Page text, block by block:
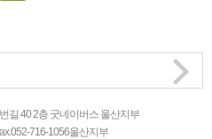
길 40 2층 굿네이버스 울산지부
052-716-1056울산지부